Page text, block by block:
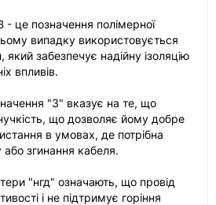
- це позначення полімерної
випадку використовується
який забезпечує надійну ізоляцію
впливів.
"3" вказує на те, що
що дозволяє йому добре
в умовах, де потрібна
згинання кабеля.
"нгд" означають, що провід
і не підтримує горіння